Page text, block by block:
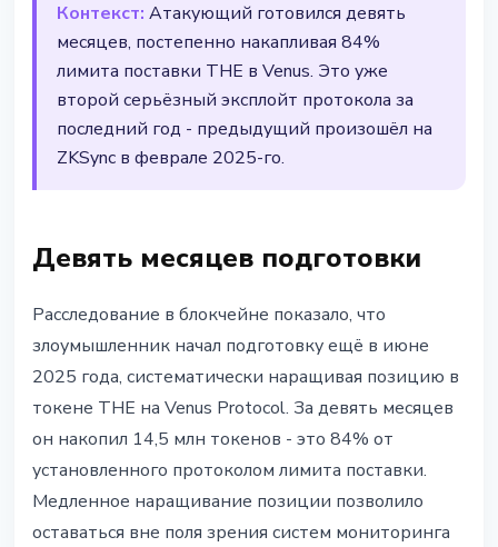
Контекст: Атакующий готовился девять
месяцев, постепенно накапливая 84%
лимита поставки THE в Venus. Это уже
второй серьёзный эксплойт протокола за
последний год - предыдущий произошёл на
ZKSync в феврале 2025-го.
Девять месяцев подготовки
Расследование в блокчейне показало, что
злоумышленник начал подготовку ещё в июне
2025 года, систематически наращивая позицию в
токене THE на Venus Protocol. За девять месяцев
он накопил 14,5 млн токенов - это 84% от
установленного протоколом лимита поставки.
Медленное наращивание позиции позволило
оставаться вне поля зрения систем мониторинга